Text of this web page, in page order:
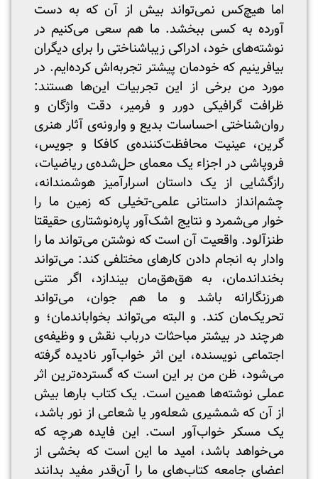
اما هیچ‌کس نمی‌تواند بیش از آن که به دست
آورده به کسی ببخشد. ما هم سعی می‌کنیم در
نوشته‌های خود، ادراکی زیباشناختی را برای دیگران
بیافرینیم که خودمان پیشتر تجربه‌اش کرده‌ایم. در
مورد من برخی از این تجربیات این‌ها هستند:
ظرافت گرافیکی دورر و فرمیر، دقت واژگان و
روان‌شناختی احساسات بدیع و وارونه‌ی آثار هنری
گرین، عینیت محافظت‌کننده‌ی کافکا و جویس،
فروپاشی در اجزاء یک معمای حل‌شده‌ی ریاضیات،
رازگشایی از یک داستان اسرارآمیز هوشمندانه،
چشم‌انداز داستانی علمی-تخیلی که زمین ما را
خوار می‌شمرد و نتایج اشک‌آور پاره‌نوشتاری حقیقتا
طنزآلود. واقعیت آن است که نوشتن می‌تواند ما را
وادار به انجام دادن کارهای مختلفی کند: می‌تواند
بخنداندمان، به هق‌هق‌مان بیندازد، اگر متنی
هرزنگارانه باشد و ما هم جوان، می‌تواند
تحریک‌مان کند. و البته می‌تواند بخواباندمان؛ و
هرچند در بیشتر مباحثات درباب نقش و وظیفه‌ی
اجتماعی نویسنده، این اثر خواب‌آور نادیده گرفته
می‌شود، ظن من بر این است که گسترده‌ترین اثر
عملی نوشته‌ها همین است. یک کتاب بارها بیش
از آن که شمشیری شعله‌ور یا شعاعی از نور باشد،
یک مسکر خواب‌آور است. این فایده هرچه که
می‌خواهد باشد، امید ما این است که بخشی از
اعضای جامعه کتاب‌های ما را آن‌قدر مفید بدانند